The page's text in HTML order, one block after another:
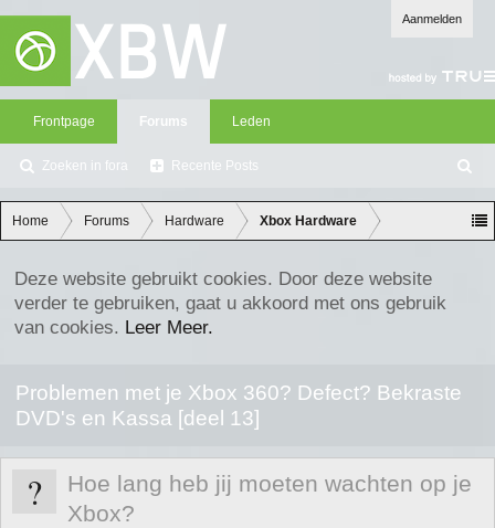
Aanmelden
Frontpage Forums
Zoeken in fora Recente Posts
Leden
oe
ke
n
Home Forums Hardware Xbox Hardware
Deze website gebruikt cookies. Door deze website
verder te gebruiken, gaat u akkoord met ons gebruik
van cookies. Leer Meer.
Problemen met je Xbox 360? Defect? Bekraste
DVD's en Kassa [deel 13]
?
Hoe lang heb jij moeten wachten op je
Xbox?